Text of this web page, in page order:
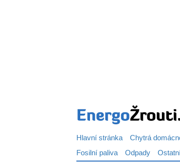
Hlavní stránka Chytrá
Fosilní paliva Odpady